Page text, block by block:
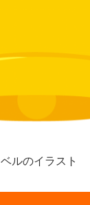
ベルのイラスト